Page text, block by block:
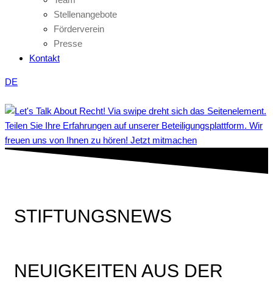
Stellenangebote
Förderverein
Presse
Kontakt
DE
Teilen Sie Ihre Erfahrungen auf unserer Beteiligungsplattform. Wir
freuen uns von Ihnen zu hören! Jetzt mitmachen
STIFTUNGSNEWS
NEUIGKEITEN AUS DER